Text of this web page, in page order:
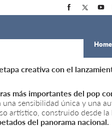
Home
creativa con el
más importantes del pop
sensibilidad única y una
artístico, construido desde
del panorama nacional.